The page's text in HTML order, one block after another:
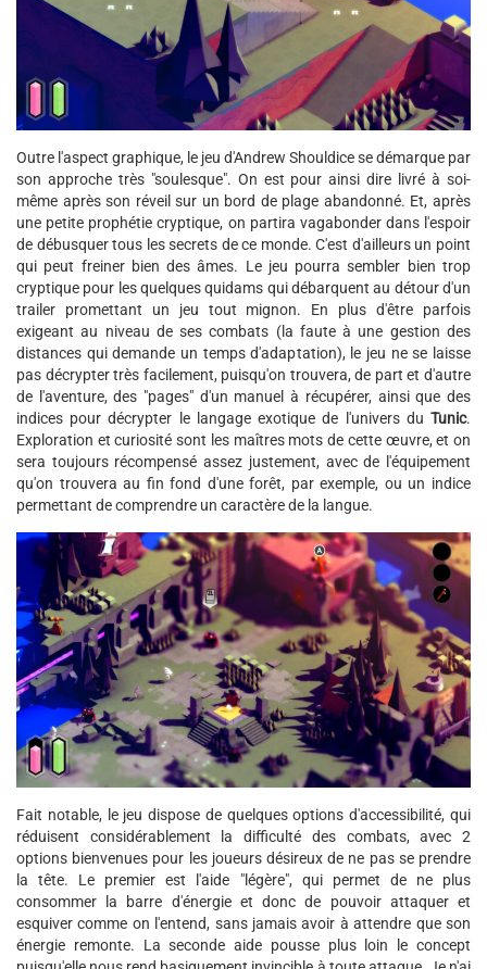
Outre l'aspect graphique, le jeu d'Andrew Shouldice se démarque par
son approche très "soulesque". On est pour ainsi dire livré à soi-
même après son réveil sur un bord de plage abandonné. Et, après
une petite prophétie cryptique, on partira vagabonder dans l'espoir
de débusquer tous les secrets de ce monde. C'est d'ailleurs un point
qui peut freiner bien des âmes. Le jeu pourra sembler bien trop
cryptique pour les quelques quidams qui débarquent au détour d'un
trailer promettant un jeu tout mignon. En plus d'être parfois
exigeant au niveau de ses combats (la faute à une gestion des
distances qui demande un temps d'adaptation), le jeu ne se laisse
pas décrypter très facilement, puisqu'on trouvera, de part et d'autre
de l'aventure, des "pages" d'un manuel à récupérer, ainsi que des
indices pour décrypter le langage exotique de l'univers du Tunic.
Exploration et curiosité sont les maîtres mots de cette œuvre, et on
sera toujours récompensé assez justement, avec de l'équipement
qu'on trouvera au fin fond d'une forêt, par exemple, ou un indice
permettant de comprendre un caractère de la langue.
Fait notable, le jeu dispose de quelques options d'accessibilité, qui
réduisent considérablement la difficulté des combats, avec 2
options bienvenues pour les joueurs désireux de ne pas se prendre
la tête. Le premier est l'aide "légère", qui permet de ne plus
consommer la barre d'énergie et donc de pouvoir attaquer et
esquiver comme on l'entend, sans jamais avoir à attendre que son
énergie remonte. La seconde aide pousse plus loin le concept